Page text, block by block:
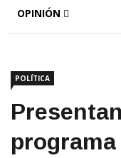
OPINIÓN
POLÍTICA